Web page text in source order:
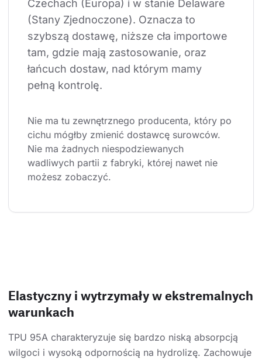
Czechach (Europa) i w stanie Delaware
(Stany Zjednoczone). Oznacza to
szybszą dostawę, niższe cła importowe
tam, gdzie mają zastosowanie, oraz
łańcuch dostaw, nad którym mamy
pełną kontrolę.
Nie ma tu zewnętrznego producenta, który po
cichu mógłby zmienić dostawcę surowców.
Nie ma żadnych niespodziewanych
wadliwych partii z fabryki, której nawet nie
możesz zobaczyć.
Elastyczny i wytrzymały w ekstremalnych
warunkach
TPU 95A charakteryzuje się bardzo niską absorpcją
wilgoci i wysoką odpornością na hydrolizę. Zachowuje